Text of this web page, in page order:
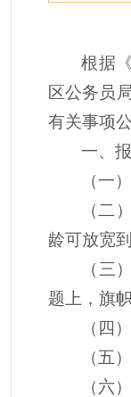
根据
区公务员
有关事项
一、
（一
（二）
龄可放宽到
（三）
题上，旗
（四
（五
（六